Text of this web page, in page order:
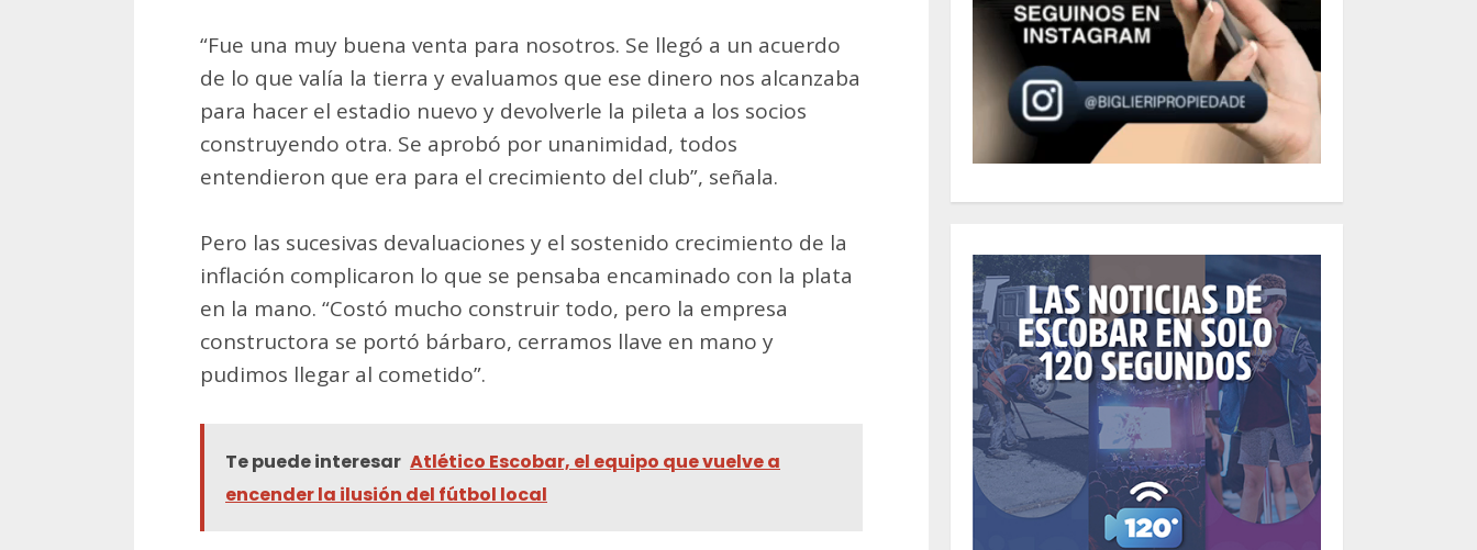
“Fue una muy buena venta para nosotros. Se llegó a un acuerdo
de lo que valía la tierra y evaluamos que ese dinero nos alcanzaba
para hacer el estadio nuevo y devolverle la pileta a los socios
construyendo otra. Se aprobó por unanimidad, todos
entendieron que era para el crecimiento del club”, señala.
Pero las sucesivas devaluaciones y el sostenido crecimiento de la
inflación complicaron lo que se pensaba encaminado con la plata
en la mano. “Costó mucho construir todo, pero la empresa
constructora se portó bárbaro, cerramos llave en mano y
pudimos llegar al cometido”.
Te puede interesar Atlético Escobar, el equipo que vuelve a
encender la ilusión del fútbol local